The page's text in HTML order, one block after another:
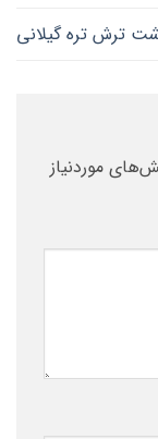
ترش تره گیلانی
موردنیاز